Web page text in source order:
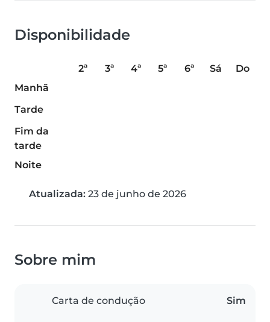
Disponibilidade
2ª 3ª 4ª 5ª 6ª Sá
Do
Manhã
Tarde
Fim da
tarde
Noite
Atualizada: 23 de junho de 2026
Sobre mim
Carta de condução Sim